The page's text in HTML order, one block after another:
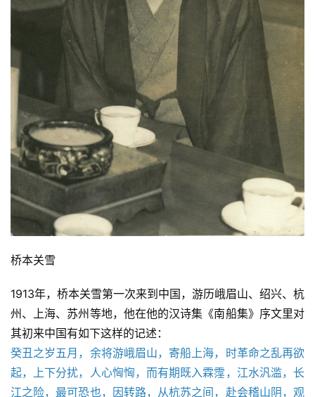
桥本关雪
1913年，桥本关雪第一次来到中国，游历峨眉山、绍兴、杭
州、上海、苏州等地，他在他的汉诗集《南船集》序文里对
其初来中国有如下这样的记述：
癸丑之岁五月，余将游峨眉山，寄船上海，时革命之乱再欲
起，上下分扰，人心恟恟，而有期既入霖霪，江水汎滥，长
江之险，最可恐也，因转路，从杭苏之间，赴会稽山阴，观